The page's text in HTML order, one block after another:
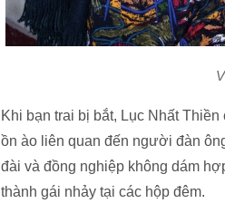
Khi bạn trai bị bắt, Lục Nhất
ồn ào liên quan đến người đàn
đài và đồng nghiệp không dám
thành gái nhảy tại các hộp đêm.